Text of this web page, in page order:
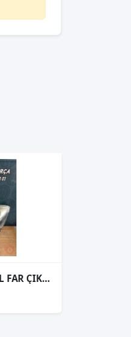
RENAULT CLİO 3 SOL FAR ÇIKMA ORJİNAL